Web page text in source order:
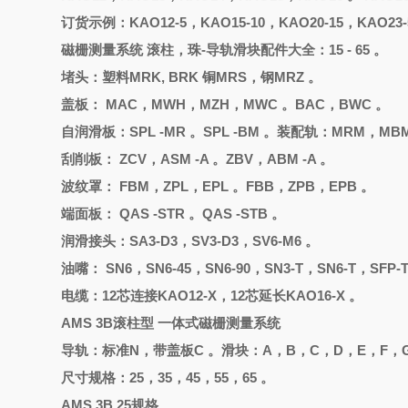
订货示例： KAO12-5，KAO15-10，KAO20-15，KAO23-
磁栅测量系统 滚柱，珠-导轨滑块配件大全：15 - 65 。
堵头 ：塑料MRK, BRK 铜MRS，钢MRZ 。
盖板：
MAC，MWH，MZH，MWC 。BAC，BWC 。
自润滑板：SPL -MR 。SPL -BM 。装配轨：MRM，MBM
刮削板：
ZCV，ASM -A 。ZBV，ABM -A 。
波纹罩：
FBM，ZPL，EPL 。FBB，ZPB，EPB 。
端面板：
QAS -STR 。QAS -STB 。
润滑接头：SA3-D3，SV3-D3，SV6-M6 。
油嘴：
SN6，SN6-45，SN6-90，SN3-T，SN6-T，SFP-
电缆： 12芯连接KAO12-X，12芯延长KAO16-X 。
AMS 3B滚柱型 一体式磁栅测量系统
导轨：标准N，带盖板C 。滑块：A，B，C，D，E，F，G
尺寸规格：25，35，45，55，65 。
AMS 3B 25规格